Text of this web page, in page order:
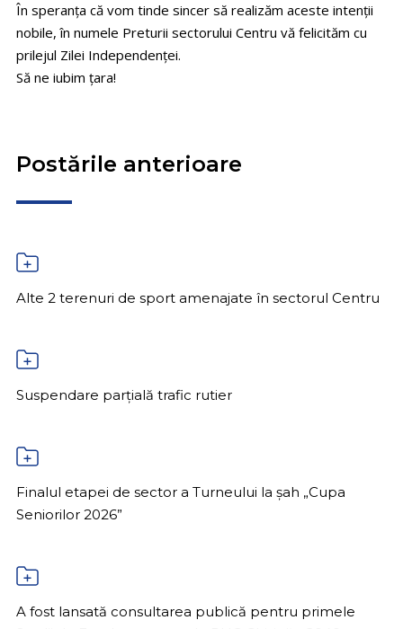
În speranța că vom tinde sincer să realizăm aceste intenții
nobile, în numele Preturii sectorului Centru vă felicităm cu
prilejul Zilei Independenței.
Să ne iubim țara!
Postările anterioare
Alte 2 terenuri de sport amenajate în sectorul Centru
Suspendare parțială trafic rutier
Finalul etapei de sector a Turneului la șah „Cupa
Seniorilor 2026”
A fost lansată consultarea publică pentru primele